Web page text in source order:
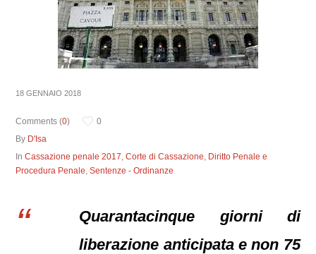
18 GENNAIO 2018
Comments (0)
0
By D'Isa
InCassazione penale 2017,Corte di Cassazione, Diritto Penale e
Procedura Penale,Sentenze - Ordinanze
Quarantacinque giorni di
liberazione anticipata e non 75